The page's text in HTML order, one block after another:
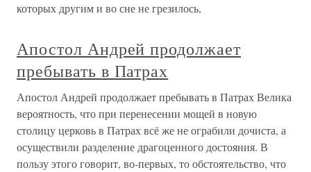
которых другим и во сне не грезилось,
Апостол Андрей продолжает
пребывать в Патрах
Апостол Андрей продолжает пребывать в Патрах Велика
вероятность, что при перенесении мощей в новую
столицу церковь в Патрах всё же не ограбили дочиста, а
осуществили разделение драгоценного достояния. В
пользу этого говорит, во-первых, то обстоятельство, что